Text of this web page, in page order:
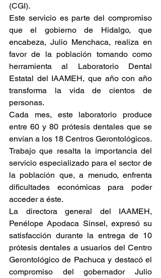
(CGI).
Este servicio es parte del compromiso
que el gobierno de Hidalgo, que
encabeza, Julio Menchaca, realiza en
favor de la población tomando como
herramienta al Laboratorio Dental
Estatal del IAAMEH, que año con año
transforma la vida de cientos de
personas.
Cada mes, este laboratorio produce
entre 60 y 80 prótesis dentales que se
envían a los 18 Centros Gerontológicos.
Trabajo que resalta la importancia del
servicio especializado para el sector de
la población que, a menudo, enfrenta
dificultades económicas para poder
acceder a éste.
La directora general del IAAMEH,
Penélope Apodaca Sinsel, expresó su
satisfacción durante la entrega de 10
prótesis dentales a usuarios del Centro
Gerontológico de Pachuca y destacó el
compromiso del gobernador Julio